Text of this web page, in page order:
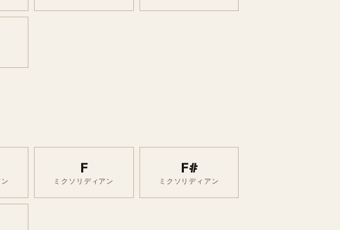
F
ミクソリディアン
F#
ミクソリディアン